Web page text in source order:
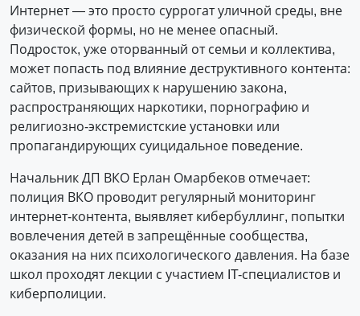
Интернет — это просто суррогат уличной среды, вне
физической формы, но не менее опасный.
Подросток, уже оторванный от семьи и коллектива,
может попасть под влияние деструктивного контента:
сайтов, призывающих к нарушению закона,
распространяющих наркотики, порнографию и
религиозно-экстремистские установки или
пропагандирующих суицидальное поведение.
Начальник ДП ВКО Ерлан Омарбеков отмечает:
полиция ВКО проводит регулярный мониторинг
интернет-контента, выявляет кибербуллинг, попытки
вовлечения детей в запрещённые сообщества,
оказания на них психологического давления. На базе
школ проходят лекции с участием IT-специалистов и
киберполиции.